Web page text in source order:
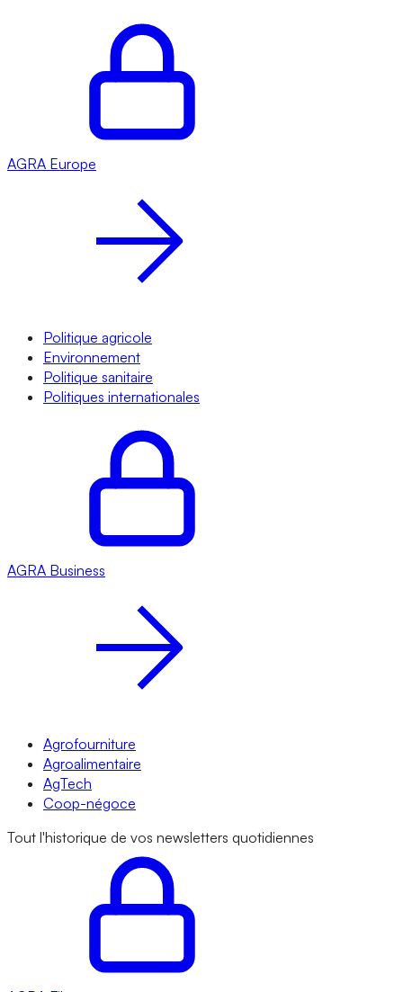
AGRA Europe
Politique agricole
Environnement
Politique sanitaire
Politiques internationales
AGRA Business
Agrofourniture
Agroalimentaire
AgTech
Coop-négoce
Tout l'historique de vos newsletters quotidiennes